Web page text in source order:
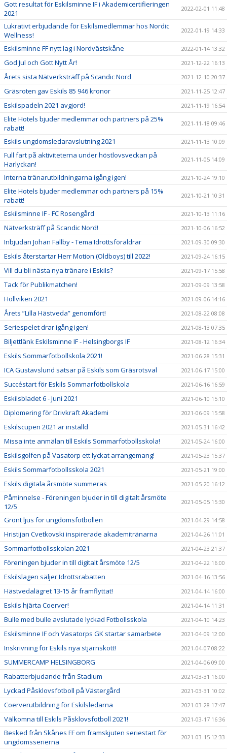
Gott resultat för Eskilsminne IF i Akademicertifieringen
2021
2022-02-01 11:48
Lukrativt erbjudande för Eskilsmedlemmar hos Nordic
Wellness!
2022-01-19 14:33
Eskilsminne FF nytt lag i Nordvästskåne 2022-01-14 13:32
God Jul och Gott Nytt År! 2021-12-22 16:13
Årets sista Nätverksträff på Scandic Nord 2021-12-10 20:37
Gräsroten gav Eskils 85 946 kronor 2021-11-25 12:47
Eskilspadeln 2021 avgjord! 2021-11-19 16:54
Elite Hotels bjuder medlemmar och partners på 25%
rabatt!
2021-11-18 09:46
Eskils ungdomsledaravslutning 2021 2021-11-13 10:09
Full fart på aktiviteterna under höstlovsveckan på
Harlyckan!
2021-11-05 14:09
Interna tränarutbildningarna igång igen! 2021-10-24 19:10
Elite Hotels bjuder medlemmar och partners på 15%
rabatt!
2021-10-21 10:31
Eskilsminne IF - FC Rosengård 2021-10-13 11:16
Nätverksträff på Scandic Nord! 2021-10-06 16:52
Inbjudan Johan Fallby - Tema Idrottsföräldrar 2021-09-30 09:30
Eskils återstartar Herr Motion (Oldboys) till 2022! 2021-09-24 16:15
Vill du bli nästa nya tränare i Eskils? 2021-09-17 15:58
Tack för Publikmatchen! 2021-09-09 13:58
Höllviken 2021 2021-09-06 14:16
Årets ”Lilla Hästveda” genomfört! 2021-08-22 08:08
Seriespelet drar igång igen! 2021-08-13 07:35
Biljettlänk Eskilsminne IF - Helsingborgs IF 2021-08-12 16:34
Eskils Sommarfotbollskola 2021! 2021-06-28 15:31
ICA Gustavslund satsar på Eskils som Gräsrotsval 2021-06-17 15:00
Succéstart för Eskils Sommarfotbollskola 2021-06-16 16:59
Eskilsbladet 6 - Juni 2021 2021-06-10 15:10
Diplomering för Drivkraft Akademi 2021-06-09 15:58
Eskilscupen 2021 är inställd 2021-05-31 16:42
Missa inte anmälan till Eskils Sommarfotbollsskola! 2021-05-24 16:00
Eskilsgolfen på Vasatorp ett lyckat arrangemang! 2021-05-23 15:37
Eskils Sommarfotbollsskola 2021 2021-05-21 19:00
Eskils digitala årsmöte summeras 2021-05-20 16:12
Påminnelse - Föreningen bjuder in till digitalt årsmöte
12/5
2021-05-05 15:30
Grönt ljus för ungdomsfotbollen 2021-04-29 14:58
Hristijan Cvetkovski inspirerade akademitränarna 2021-04-26 11:01
Sommarfotbollsskolan 2021 2021-04-23 21:37
Föreningen bjuder in till digitalt årsmöte 12/5 2021-04-22 16:00
Eskilslagen säljer Idrottsrabatten 2021-04-16 13:56
Hästvedalägret 13-15 år framflyttat! 2021-04-14 16:00
Eskils hjärta Coerver! 2021-04-14 11:31
Bulle med bulle avslutade lyckad Fotbollsskola 2021-04-10 14:23
Eskilsminne IF och Vasatorps GK startar samarbete 2021-04-09 12:00
Inskrivning för Eskils nya stjärnskott! 2021-04-07 08:22
SUMMERCAMP HELSINGBORG 2021-04-06 09:00
Rabatterbjudande från Stadium 2021-03-31 16:00
Lyckad Påsklovsfotboll på Västergård 2021-03-31 10:02
Coerverutbildning för Eskilsledarna 2021-03-28 17:47
Välkomna till Eskils Påsklovsfotboll 2021! 2021-03-17 16:36
Besked från Skånes FF om framskjuten seriestart för
ungdomsserierna
2021-03-15 12:33